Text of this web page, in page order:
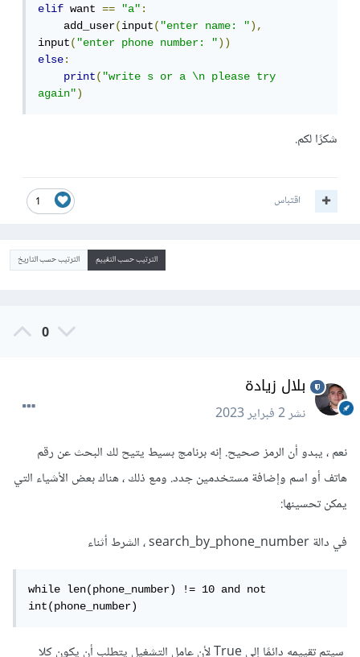
elif want == "a":
    add_user
(input("enter name: "),
input("enter phone number: "))
else:
print("write s or a \n please try
again")
شكرًا لكم.
1 اقتباس
الترتيب حسب التقييم الترتيب حسب التاريخ
0
بلال زيادة
نشر2 فبراير 2023
نعم ، يبدو أن الرمز صحيح. إنه برنامج بسيط يتيح لك البحث عن رقم
هاتف أو اسم وإضافة مستخدمين جدد. ومع ذلك ، هناك بعض الأشياء التي
يمكن تحسينها:
في دالة search_by_phone_number ، الشرط أثناء
while len(phone_number) != 10 and not
int(phone_number)